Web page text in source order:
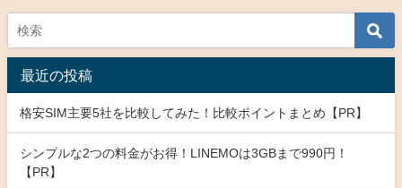
最近の投稿
格安SIM主要5社を比較してみた！比較ポイントまとめ【PR】
シンプルな2つの料金がお得！LINEMOは3GBまで990円！
【PR】